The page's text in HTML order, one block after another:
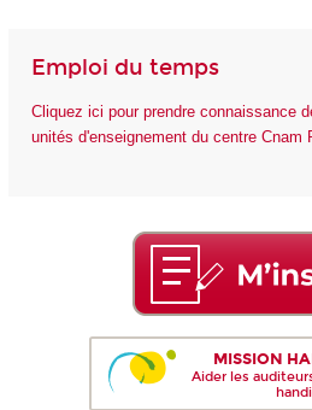
Emploi du temps
Cliquez ici pour prendre connaissance
unités d'enseignement du centre Cnam
MISSION
Aider les